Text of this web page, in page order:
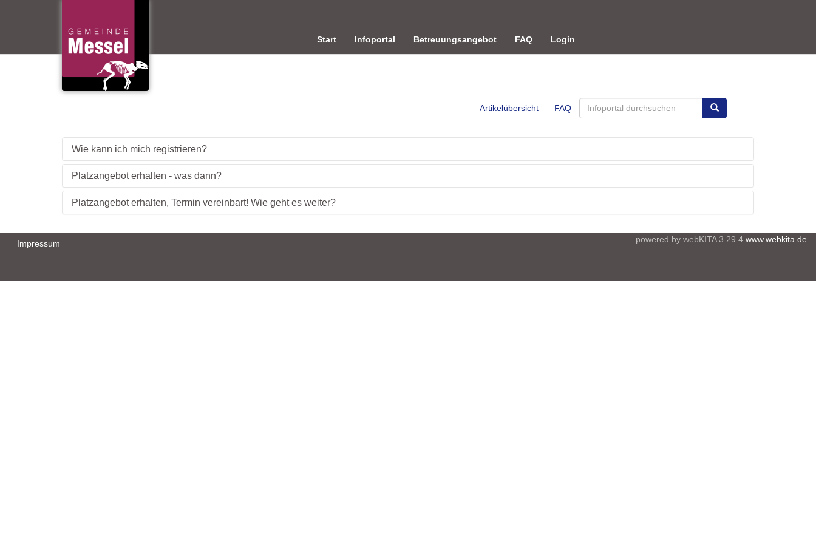
Start Infoportal Betreuungsangebot FAQ Login
FAQ
Artikelübersicht
Wie kann ich mich registrieren?
Platzangebot erhalten - was dann?
Platzangebot erhalten, Termin vereinbart! Wie geht es weiter?
Impressum powered by webKITA 3.29.4 www.webkita.de